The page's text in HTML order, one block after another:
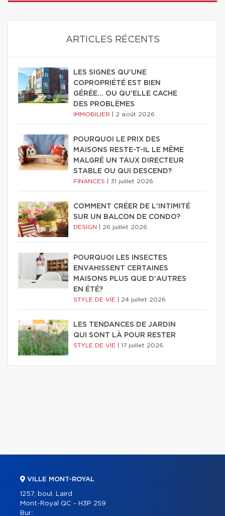
ARTICLES RÉCENTS
LES SIGNES QU'UNE
COPROPRIÉTÉ EST BIEN
GÉRÉE… OU QU'ELLE CACHE
DES PROBLÈMES
IMMOBILIER 2 août 2026
POURQUOI LE PRIX DES
MAISONS RESTE-T-IL LE MÊME
MALGRÉ UN TAUX DIRECTEUR
STABLE OU QUI DESCEND?
FINANCES 31 juillet 2026
COMMENT CRÉER DE L'INTIMITÉ
SUR UN BALCON DE CONDO?
DESIGN 26 juillet 2026
POURQUOI LES INSECTES
ENVAHISSENT CERTAINES
MAISONS PLUS QUE D'AUTRES
EN ÉTÉ?
STYLE DE VIE 24 juillet 2026
LES TENDANCES DE JARDIN
QUI SONT LÀ POUR RESTER
STYLE DE VIE 17 juillet 2026
VILLE MONT-ROYAL
1257, boul. Laird
Mont-Royal QC - H3P 2S9
Bur.: